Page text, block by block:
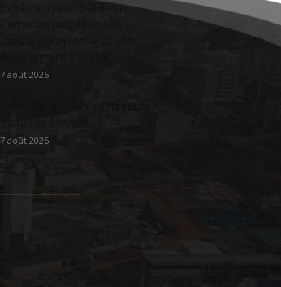
Extrême-nord : BGFIBank
7 août 2026
7 août 2026